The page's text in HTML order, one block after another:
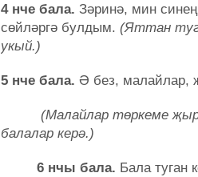
4 нче бала. Зәринә, мин
сөйләргә булдым. (Яттан
укый.)
5 нче бала. Ә без, малайлар,
(Малайлар төркеме
балалар керә.)
6 нчы бала. Бала туган